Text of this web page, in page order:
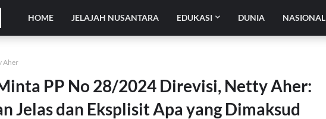
HOME JELAJAH NUSANTARA EDUKASI DUNIA NASIONAL
Aher
PP No 28/2024 Direvisi, Netty Aher:
Jelas dan Eksplisit Apa yang Dimaksud